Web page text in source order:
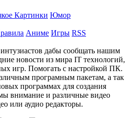
Картинки Юмор
Аниме Игры RSS
дабы сообщать нашим
новости из мира IT технологий,
игр. Помогать с настройкой ПК.
програмным пакетам, а так
программах для создания
внимание и различные видео
или аудио редакторы.